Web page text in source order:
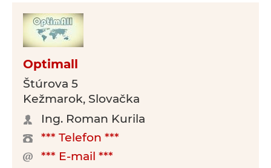
Optimall
Štúrova 5
Kežmarok, Slovačka
Ing. Roman Kurila
*** Telefon ***
*** E-mail ***